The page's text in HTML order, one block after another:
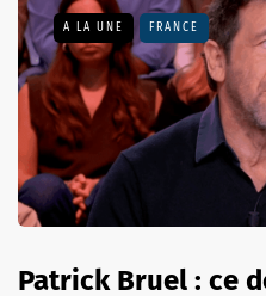
A LA UNE FRANCE
Patrick Bruel : ce